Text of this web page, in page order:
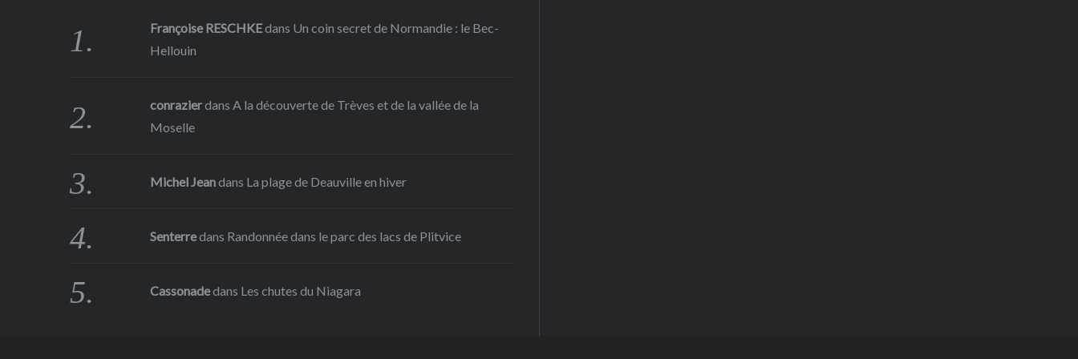
Françoise RESCHKEdans Un coin secret de Normandie : le Bec-
Hellouin
conrazierdans A la découverte de Trèves et de la vallée de la
Moselle
Michel Jeandans La plage de Deauville en hiver
Senterredans Randonnée dans le parc des lacs de Plitvice
Cassonadedans Les chutes du Niagara